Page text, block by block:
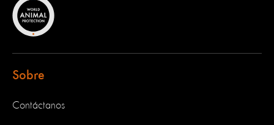
Sobre
Contáctanos